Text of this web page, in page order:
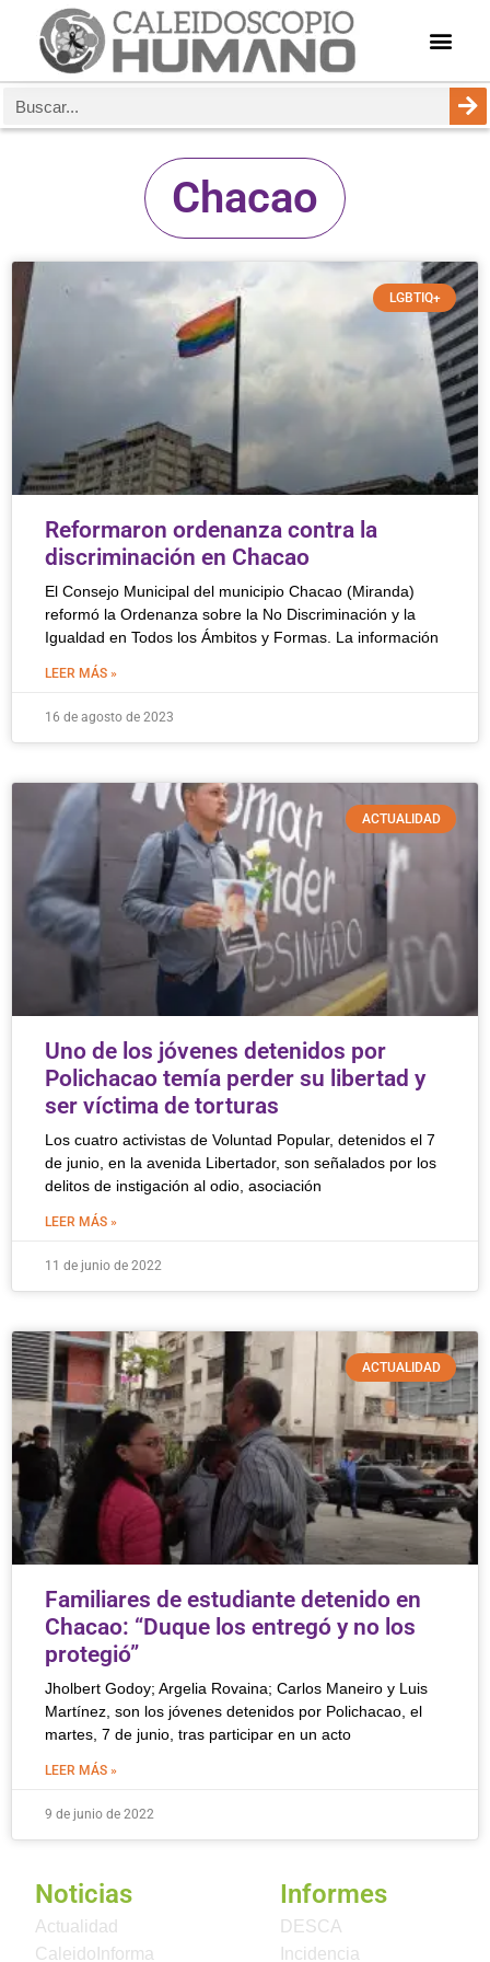
Chacao
LGBTIQ+
Reformaron ordenanza contra la
discriminación en Chacao
El Consejo Municipal del municipio Chacao (Miranda)
reformó la Ordenanza sobre la No Discriminación y la
Igualdad en Todos los Ámbitos y Formas. La información
LEER MÁS »
16 de agosto de 2023
ACTUALIDAD
Uno de los jóvenes detenidos por
Polichacao temía perder su libertad y
ser víctima de torturas
Los cuatro activistas de Voluntad Popular, detenidos el 7
de junio, en la avenida Libertador, son señalados por los
delitos de instigación al odio, asociación
LEER MÁS »
11 de junio de 2022
ACTUALIDAD
Familiares de estudiante detenido en
Chacao: “Duque los entregó y no los
protegió”
Jholbert Godoy; Argelia Rovaina; Carlos Maneiro y Luis
Martínez, son los jóvenes detenidos por Polichacao, el
martes, 7 de junio, tras participar en un acto
LEER MÁS »
9 de junio de 2022
Noticias
Actualidad
CaleidoInforma
Informes
DESCA
Incidencia